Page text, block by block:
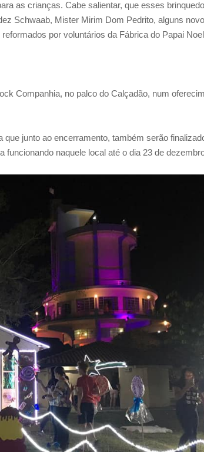
as crianças. Cabe salientar, que esses
Schwaab, Mister Mirim Dom Pedrito, alguns
por voluntários da Fábrica do Papai
Companhia, no palco do Calçadão, num
junto ao encerramento, também serão
funcionando naquele local até o dia 23 de